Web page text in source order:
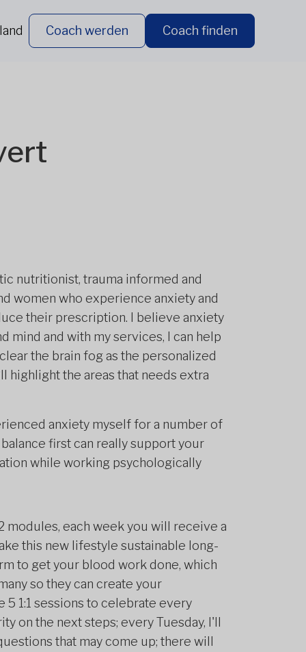
Coach werden Coach finden
nutritionist, trauma informed and
women who experience anxiety and
their prescription. I believe anxiety
mind and with my services, I can help
the brain fog as the personalized
highlight the areas that needs extra
anxiety myself for a number of
first can really support your
while working psychologically
modules, each week you will receive a
this new lifestyle sustainable long-
to get your blood work done, which
so they can create your
5 1:1 sessions to celebrate every
on the next steps; every Tuesday, I'll
that may come up; there will